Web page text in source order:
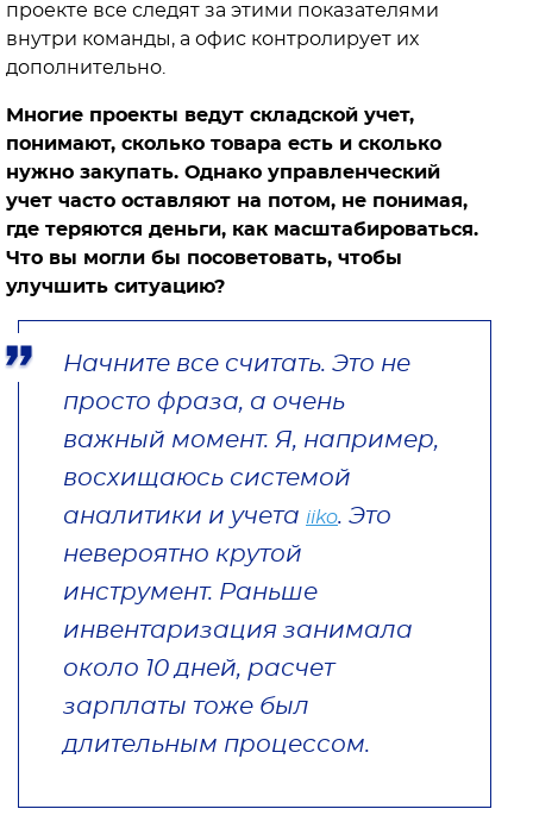
проекте все следят за этими показателями
внутри команды, а офис контролирует их
дополнительно.
Многие проекты ведут складской учет,
понимают, сколько товара есть и сколько
нужно закупать. Однако управленческий
учет часто оставляют на потом, не понимая,
где теряются деньги, как масштабироваться.
Что вы могли бы посоветовать, чтобы
улучшить ситуацию?
Начните все считать. Это не
просто фраза, а очень
важный момент. Я, например,
восхищаюсь системой
аналитики и учета iiko. Это
невероятно крутой
инструмент. Раньше
инвентаризация занимала
около 10 дней, расчет
зарплаты тоже был
длительным процессом.